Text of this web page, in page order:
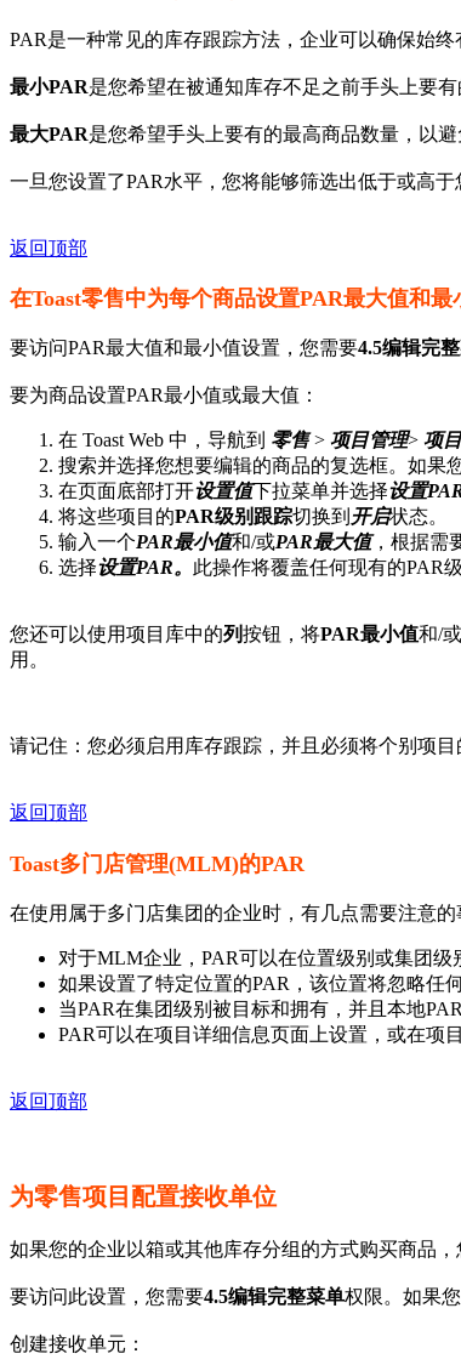
PAR是一种常见的库存跟踪方法，企业可以确保始
最小PAR是您希望在被通知库存不足之前手头上要有
最大PAR是您希望手头上要有的最高商品数量，以
一旦您设置了PAR水平，您将能够筛选出低于或高
返回顶部
在Toast零售中为每个商品设置PAR最大值和最
要访问PAR最大值和最小值设置，您需要4.5编辑完
要为商品设置PAR最小值或最大值：
在 Toast Web 中，导航到 零售> 项目管理> 项
搜索并选择您想要编辑的商品的复选框。如果
在页面底部打开设置值下拉菜单并选择设置
将这些项目的PAR级别跟踪切换到 开启状态。
输入一个PAR最小值和/或PAR最大值，根据需
选择设置PAR。 此操作将覆盖任何现有的PAR级
您还可以使用项目库中的列按钮，将PAR最小值和/或
用。
请记住：您必须启用库存跟踪，并且必须将个别项目
返回顶部
Toast多门店管理(MLM)的PAR
在使用属于多门店集团的企业时，有几点需要注意的
对于MLM企业，PAR可以在位置级别或集团级
如果设置了特定位置的PAR，该位置将忽略任
当PAR在集团级别被目标和拥有，并且本地
PAR可以在项目详细信息页面上设置，或在项
返回顶部
为零售项目配置接收单位
如果您的企业以箱或其他库存分组的方式购买商品
要访问此设置，您需要4.5编辑完整菜单权限。如果
创建接收单元：